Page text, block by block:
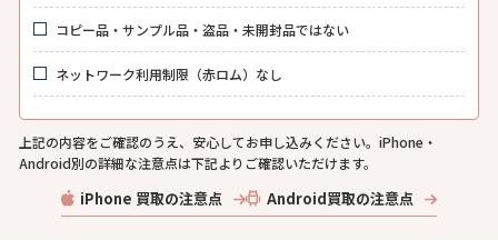
コピー品・サンプル品・盗品・未開封品ではない
ネットワーク利用制限（赤ロム）なし
上記の内容をご確認のうえ、安心してお申し込みください。iPhone・
Android別の詳細な注意点は下記よりご確認いただけます。
iPhone 買取の注意点 Android買取の注意点